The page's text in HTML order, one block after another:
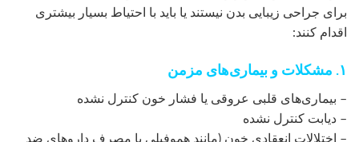
برای جراحی زیبایی بدن نیستند یا باید با احتیاط بسیار بیشتری
اقدام کنند:
۱. مشکلات و بیماری‌های مزمن
– بیماری‌های قلبی عروقی یا فشار خون کنترل نشده
– دیابت کنترل نشده
– اختلالات انعقادی خون (مانند هموفیلی یا مصرف داروهای ضد